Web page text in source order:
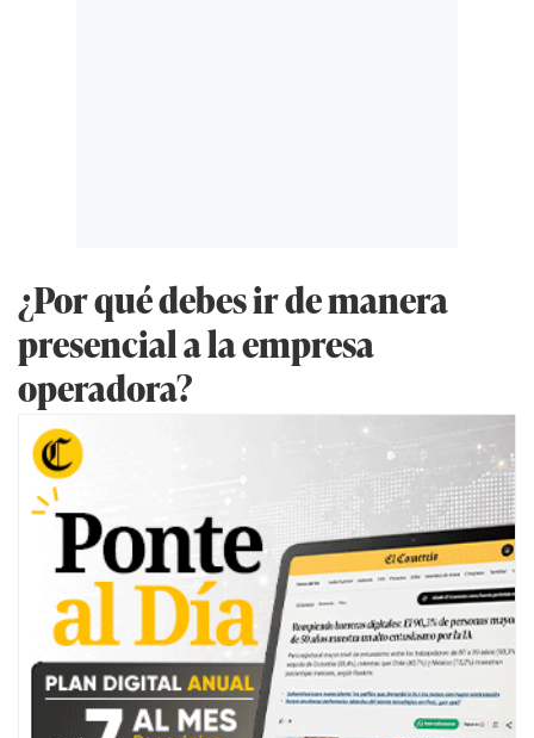
¿Por qué debes ir de manera
presencial a la empresa
operadora?